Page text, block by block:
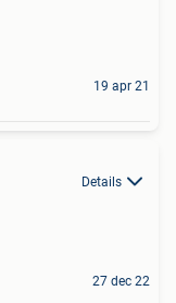
19 apr 21
Details
27 dec 22